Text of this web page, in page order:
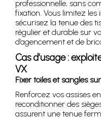
professionnelle, sans
fixation. Vous limitez les
sécurisez la tenue des
régulier et durable sur
d’agencement et de
Cas d’usage :
VX
Fixer toiles et sangles
Renforcez vos assises en
reconditionner des
assurent une tenue